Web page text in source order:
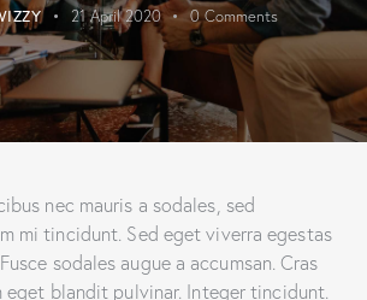
21 April 2020 0 Comments
nec mauris a sodales, sed
mi tincidunt. Sed eget viverra egestas
sodales augue a accumsan. Cras
blandit pulvinar. Integer tincidunt.